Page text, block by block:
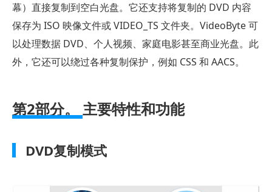
第
3
部
分。
和
点
幕）直接复制到空白光盘。它还支持将复制的 DVD 内容
保存为 ISO 映像文件或 VIDEO_TS 文件夹。VideoByte 可
以处理数据 DVD、个人视频、家庭电影甚至商业光盘。此
外，它还可以绕过各种复制保护，例如 CSS 和 AACS。
第2部分。 主要特性和功能
DVD复制模式